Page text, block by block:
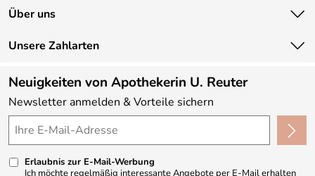
Kontakt
Lieferbedingungen
Kundenlogin
Über uns
Unsere Bestseller
Neu
Angebote
Made in Germany
4,9/5*****
Unsere Zahlarten
Neuigkeiten von Apothekerin U. Reuter
Newsletter anmelden & Vorteile sichern
Erlaubnis zur E-Mail-Werbung
Ich möchte regelmäßig interessante Angebote per E-Mail erhalten